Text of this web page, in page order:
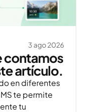
3 ago 2026
contamos
artículo.
en diferentes
te permite
tu